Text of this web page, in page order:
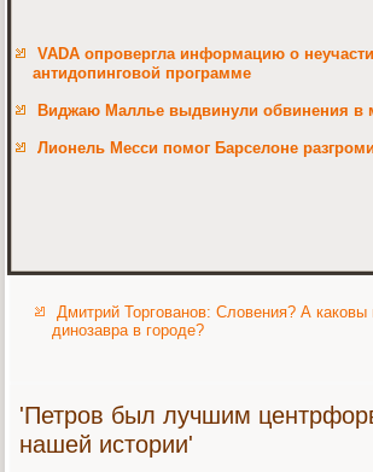
VADA опровергла информацию о
антидопинговой программе
Виджаю Маллье выдвинули обвинения в
Лионель Месси помог Барселоне
Дмитрий Торгованов: Словения? А каковы
динозавра в городе?
'Петров был лучшим
нашей истории'